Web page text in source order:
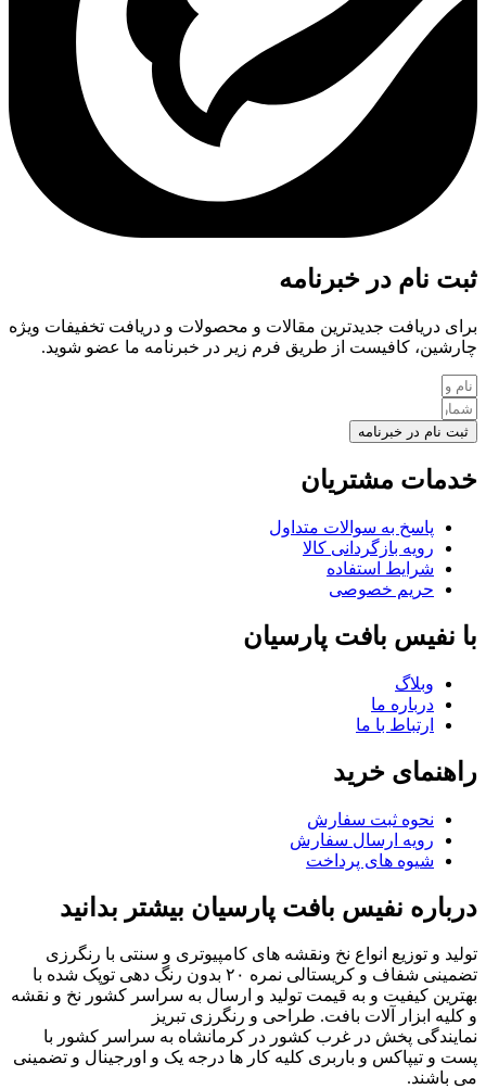
ثبت نام در خبرنامه
برای دریافت جدیدترین مقالات و محصولات و دریافت تخفیفات ویژه
چارشین، کافیست از طریق فرم زیر در خبرنامه ما عضو شوید.
ثبت نام در خبرنامه
خدمات مشتریان
پاسخ به سوالات متداول
رویه بازگردانی کالا
شرایط استفاده
حریم خصوصی
با نفیس بافت پارسیان
وبلاگ
درباره ما
ارتباط با ما
راهنمای خرید
نحوه ثبت سفارش
رویه ارسال سفارش
شیوه های پرداخت
درباره نفیس بافت پارسیان بیشتر بدانید
تولید و توزیع انواع نخ ونقشه های کامپیوتری و سنتی با رنگرزی
تضمینی شفاف و کریستالی نمره ۲۰ بدون رنگ دهی توپک شده با
بهترین کیفیت و به قیمت تولید و ارسال به سراسر کشور نخ و نقشه
و کلیه ابزار آلات بافت. طراحی و رنگرزی تبریز
نمایندگی پخش در غرب کشور در کرمانشاه به سراسر کشور با
پست و تیپاکس و باربری کلیه کار ها درجه یک و اورجینال و تضمینی
می باشند.